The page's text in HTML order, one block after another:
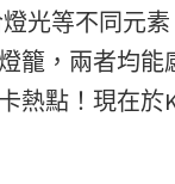
光等不同元
籠，兩者均
熱點！現在於